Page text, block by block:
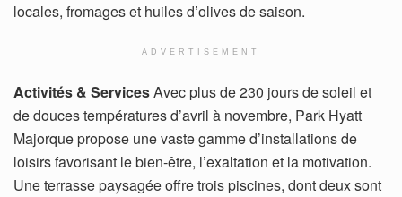
locales, fromages et huiles d’olives de saison.
ADVERTISEMENT
Activités & ServicesAvec plus de 230 jours de soleil et
de douces températures d’avril à novembre, Park Hyatt
Majorque propose une vaste gamme d’installations de
loisirs favorisant le bien-être, l’exaltation et la motivation.
Une terrasse paysagée offre trois piscines, dont deux sont